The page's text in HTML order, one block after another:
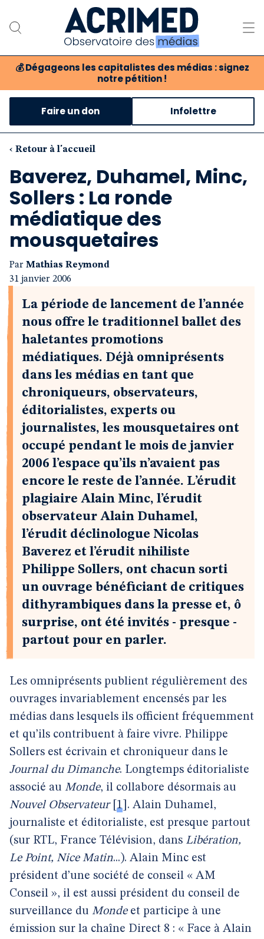
💰 Dégageons les capitalistes des médias : signez
notre pétition !
Notre association
Notre critique des médias
Nos propositions
Notre revue
Boutique
Faire un don Infolettre
‹ Retour à l'accueil
Baverez, Duhamel, Minc,
Sollers : La ronde
médiatique des
mousquetaires
Par Mathias Reymond
31 janvier 2006
La période de lancement de l’année
nous offre le traditionnel ballet des
haletantes promotions
médiatiques. Déjà omniprésents
dans les médias en tant que
chroniqueurs, observateurs,
éditorialistes, experts ou
journalistes, les mousquetaires ont
occupé pendant le mois de janvier
2006 l’espace qu’ils n’avaient pas
encore le reste de l’année. L’érudit
plagiaire Alain Minc, l’érudit
observateur Alain Duhamel,
l’érudit déclinologue Nicolas
Baverez et l’érudit nihiliste
Philippe Sollers, ont chacun sorti
un ouvrage bénéficiant de critiques
dithyrambiques dans la presse et, ô
surprise, ont été invités - presque -
partout pour en parler.
Les omniprésents publient régulièrement des
ouvrages invariablement encensés par les
médias dans lesquels ils officient fréquemment
et qu’ils contribuent à faire vivre. Philippe
Sollers est écrivain et chroniqueur dans le
Journal du Dimanche. Longtemps éditorialiste
associé au Monde, il collabore désormais au
Nouvel Observateur[ 1 . Alain Duhamel,
journaliste et éditorialiste, est presque partout
(sur RTL, France Télévision, dans Libération,
Le Point, Nice Matin...). Alain Minc est
président d’une société de conseil « AM
Conseil », il est aussi président du conseil de
surveillance du Mondeet participe à une
émission sur la chaîne Direct 8 : « Face à Alain